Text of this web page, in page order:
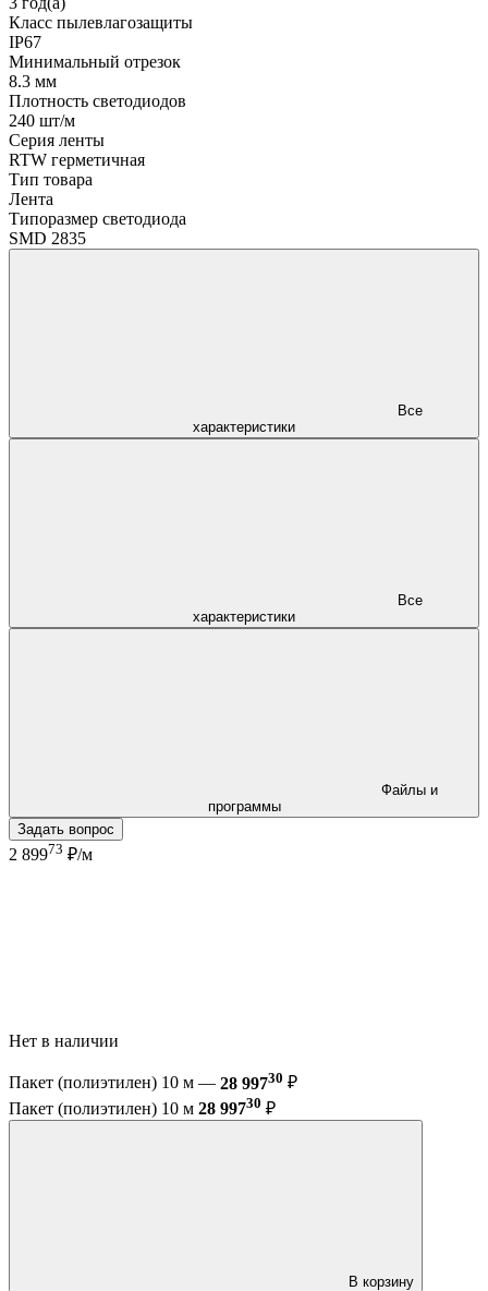
Класс пылевлагозащиты
IP67
Минимальный отрезок
8.3 мм
Плотность светодиодов
240 шт/м
Серия ленты
RTW герметичная
Тип товара
Лента
Типоразмер светодиода
SMD 2835
характеристики
характеристики
программы
Задать вопрос
2 89973 ₽/м
Нет в наличии
Пакет (полиэтилен) 10 м — 28 99730 ₽
Пакет (полиэтилен) 10 м 28 99730 ₽
В корзину